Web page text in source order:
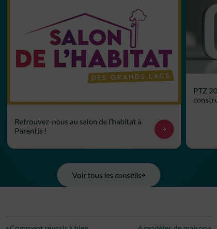
Retrouvez-nous au salon de l’habitat à
Parentis !
PTZ
Voir tous les conseils